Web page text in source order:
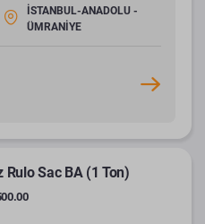
İSTANBUL-ANADOLU -
ÜMRANİYE
Rulo Sac BA (1 Ton)